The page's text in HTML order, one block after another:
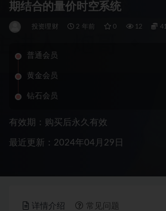
期结合的量价时空系统
投资理财 2 年前 0 12 41
普通会员
黄金会员
钻石会员
有效期：购买后永久有效
最近更新：2024年04月29日
详情介绍 常见问题